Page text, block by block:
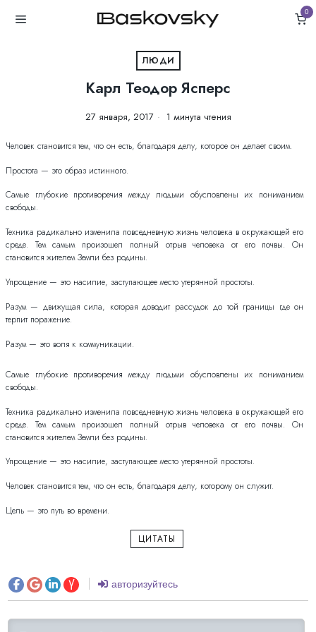
0
ЛЮДИ
Карл Теодор Ясперс
27 января, 2017 1 минута чтения
Человек становится тем, что он есть, благодаря делу, которое он делает своим.
Простота — это образ истинного.
Самые глубокие противоречия между людьми обусловлены их пониманием
свободы.
Техника радикально изменила повседневную жизнь человека в окружающей его
среде. Тем самым произошел полный отрыв человека от его почвы. Он
становится жителем Земли без родины.
Упрощение — это насилие, заступающее место утерянной простоты.
Разум — движущая сила, которая доводит рассудок до той границы где он
терпит поражение.
Разум — это воля к коммуникации.
Самые глубокие противоречия между людьми обусловлены их пониманием
свободы.
Техника радикально изменила повседневную жизнь человека в окружающей его
среде. Тем самым произошел полный отрыв человека от его почвы. Он
становится жителем Земли без родины.
Упрощение — это насилие, заступающее место утерянной простоты.
Человек становится тем, что он есть, благодаря делу, которому он служит.
Цель — это путь во времени.
ЦИТАТЫ
авторизуйтесь